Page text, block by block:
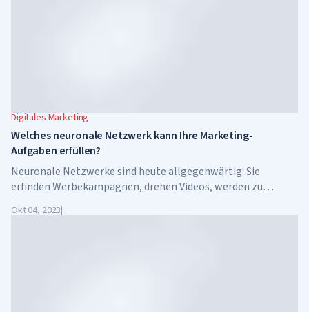
Digitales Marketing
Welches neuronale Netzwerk kann Ihre Marketing-
Aufgaben erfüllen?
Neuronale Netzwerke sind heute allgegenwärtig: Sie
erfinden Werbekampagnen, drehen Videos, werden zu
Netze Ihrer Meinung nach sonst noch tun?
Okt 04, 2023|